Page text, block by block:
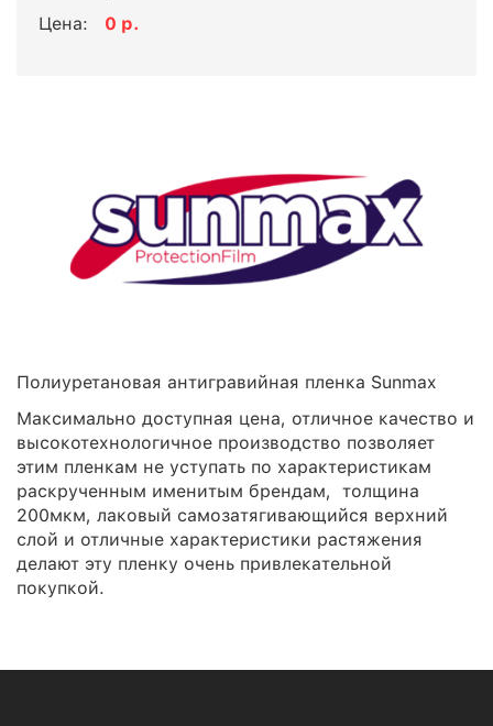
Цена:
0 р.
Полиуретановая антигравийная пленка Sunmax
Максимально доступная цена, отличное качество и
высокотехнологичное производство позволяет
этим пленкам не уступать по характеристикам
раскрученным именитым брендам, толщина
200мкм, лаковый самозатягивающийся верхний
слой и отличные характеристики растяжения
делают эту пленку очень привлекательной
покупкой.